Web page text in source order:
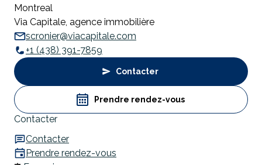
Montreal
Via Capitale, agence immobilière
scronier@viacapitale.com
+1 (438) 391-7859
Contacter
Prendre rendez-vous
Contacter
Contacter
Prendre rendez-vous